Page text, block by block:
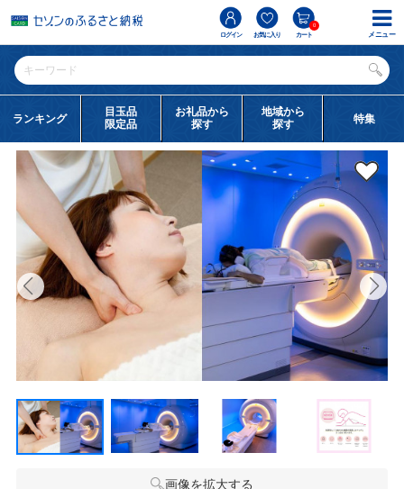
ログイン お気に入り カート
0
ランキング
目玉品
限定品
お礼品から
探す
地域から
探す
特集
画像を拡大する
メニュー